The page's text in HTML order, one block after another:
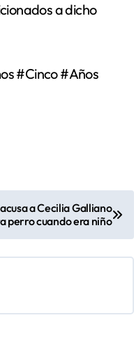
a dicho
#Cinco #Años
a Cecilia Galliano
perro cuando era niño